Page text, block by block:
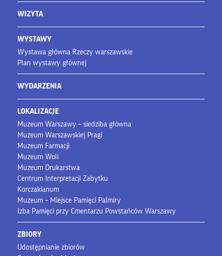
WIZYTA
WYSTAWY
Wystawa główna Rzeczy warszawskie
Plan wystawy głównej
WYDARZENIA
LOKALIZACJE
Muzeum Warszawy – siedziba główna
Muzeum Warszawskiej Pragi
Muzeum Farmacji
Muzeum Woli
Muzeum Drukarstwa
Centrum Interpretacji Zabytku
Korczakianum
Muzeum – Miejsce Pamięci Palmiry
Izba Pamięci przy Cmentarzu Powstańców Warszawy
ZBIORY
Udostępnianie zbiorów